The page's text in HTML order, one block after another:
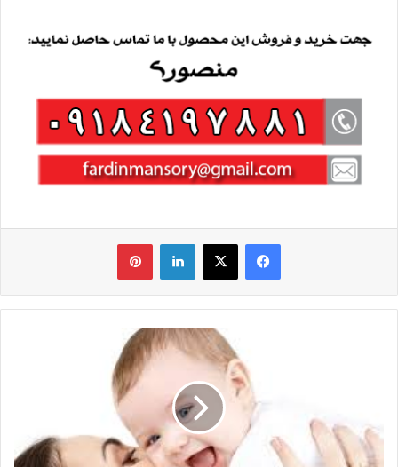
فیس بوک X لینکدین ‫پین‌ترست